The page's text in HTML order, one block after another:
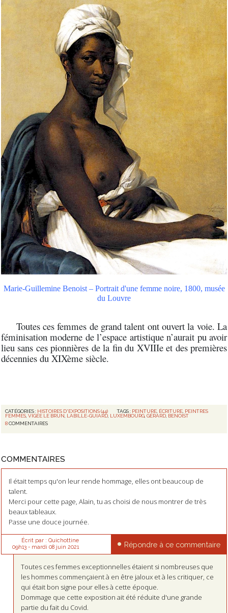
Marie-Guillemine Benoist – Portrait d'une femme noire, 1800, musée
du Louvre
Toutes ces femmes de grand talent ont ouvert la voie. La
féminisation moderne de l’espace artistique n’aurait pu avoir
lieu sans ces pionnières de la fin du XVIIIe et des premières
décennies du XIXème siècle.
CATÉGORIES : HISTOIRES D'EXPOSITIONS (44) TAGS : PEINTURE, ÉCRITURE, PEINTRES
FEMMES,VIGÉE LE BRUN, LABILLE-GUIARD, LUXEMBOURG,GÉRARD, BENOIST
8COMMENTAIRES
COMMENTAIRES
Il était temps qu'on leur rende hommage, elles ont beaucoup de
talent.
Merci pour cette page, Alain, tu as choisi de nous montrer de très
beaux tableaux.
Passe une douce journée.
Écrit par : Quichottine
09h13- mardi 08 juin 2021 Répondre à ce commentaire
Toutes ces femmes exceptionnelles étaient si nombreuses que
les hommes commençaient à en être jaloux et à les critiquer, ce
qui était bon signe pour elles à cette époque.
Dommage que cette exposition ait été réduite d'une grande
partie du fait du Covid.